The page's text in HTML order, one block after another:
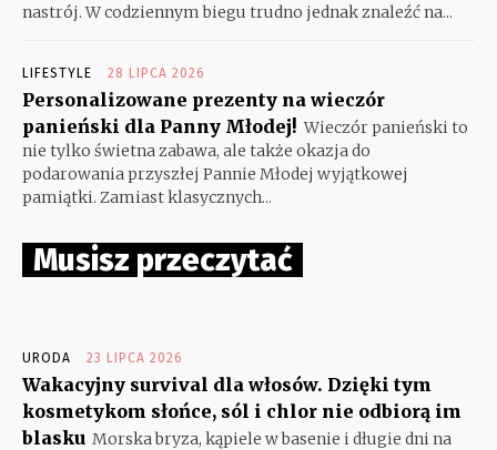
nastrój. W codziennym biegu trudno jednak znaleźć na...
LIFESTYLE 28 LIPCA 2026
Personalizowane prezenty na wieczór
panieński dla Panny Młodej! Wieczór panieński to
nie tylko świetna zabawa, ale także okazja do
podarowania przyszłej Pannie Młodej wyjątkowej
pamiątki. Zamiast klasycznych...
Musisz przeczytać
URODA 23 LIPCA 2026
Wakacyjny survival dla włosów. Dzięki tym
kosmetykom słońce, sól i chlor nie odbiorą im
blasku Morska bryza, kąpiele w basenie i długie dni na